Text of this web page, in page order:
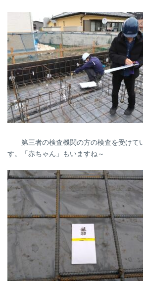
第三者の検査機関の方の検査を受けて
す。「赤ちゃん」もいますね～